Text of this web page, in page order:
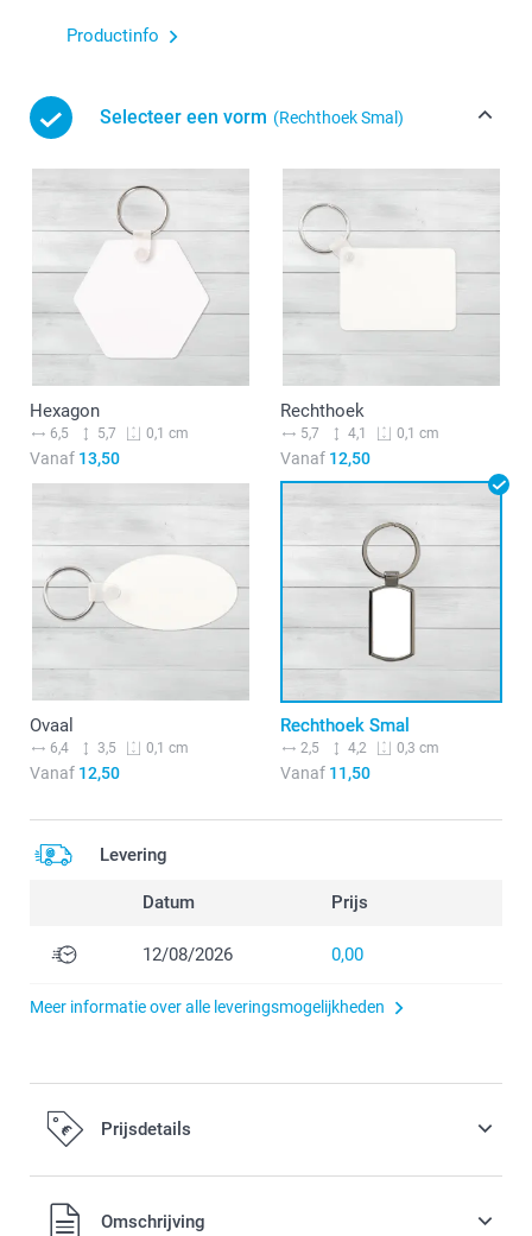
Productinfo
Selecteer een vorm (Rechthoek Smal)
Hexagon
6,5 5,7 0,1 cm
Vanaf 13,50
Rechthoek
5,7 4,1 0,1 cm
Vanaf12,50
Ovaal
6,4 3,5 0,1 cm
Vanaf 12,50
Rechthoek Smal
2,5 4,2 0,3 cm
Vanaf11,50
Levering
Datum Prijs
12/08/2026 0,00
Meer informatie over alle leveringsmogelijkheden
Prijsdetails
Alle prijzen zijn inclusief BTW
Omschrijving